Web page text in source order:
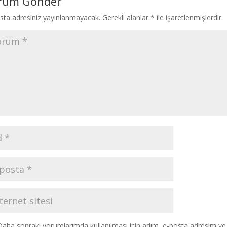
adresiniz yayınlanmayacak. Gerekli alanlar * ile işaretlenmişlerdir